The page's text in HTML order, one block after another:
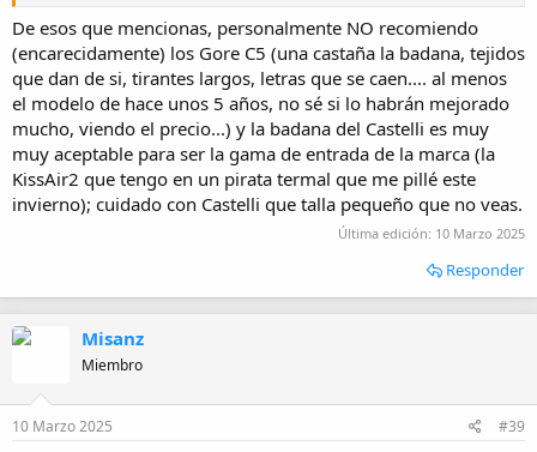
De esos que mencionas, personalmente NO recomiendo
(encarecidamente) los Gore C5 (una castaña la badana, tejidos
que dan de si, tirantes largos, letras que se caen.... al menos
el modelo de hace unos 5 años, no sé si lo habrán mejorado
mucho, viendo el precio...) y la badana del Castelli es muy
muy aceptable para ser la gama de entrada de la marca (la
KissAir2 que tengo en un pirata termal que me pillé este
invierno); cuidado con Castelli que talla pequeño que no veas.
Última edición: 10 Marzo 2025
Responder
Misanz
Miembro
10 Marzo 2025 #39